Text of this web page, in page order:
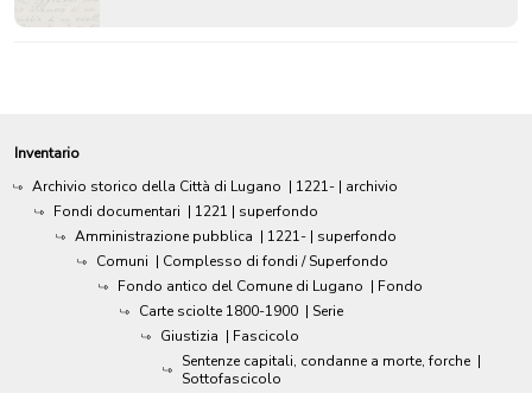
Inventario
Archivio storico della Città di Lugano | 1221- | archivio
Fondi documentari | 1221 | superfondo
Amministrazione pubblica | 1221- | superfondo
Comuni | Complesso di fondi / Superfondo
Fondo antico del Comune di Lugano | Fondo
Carte sciolte 1800-1900 | Serie
Giustizia | Fascicolo
Sentenze capitali, condanne a morte, forche |
Sottofascicolo